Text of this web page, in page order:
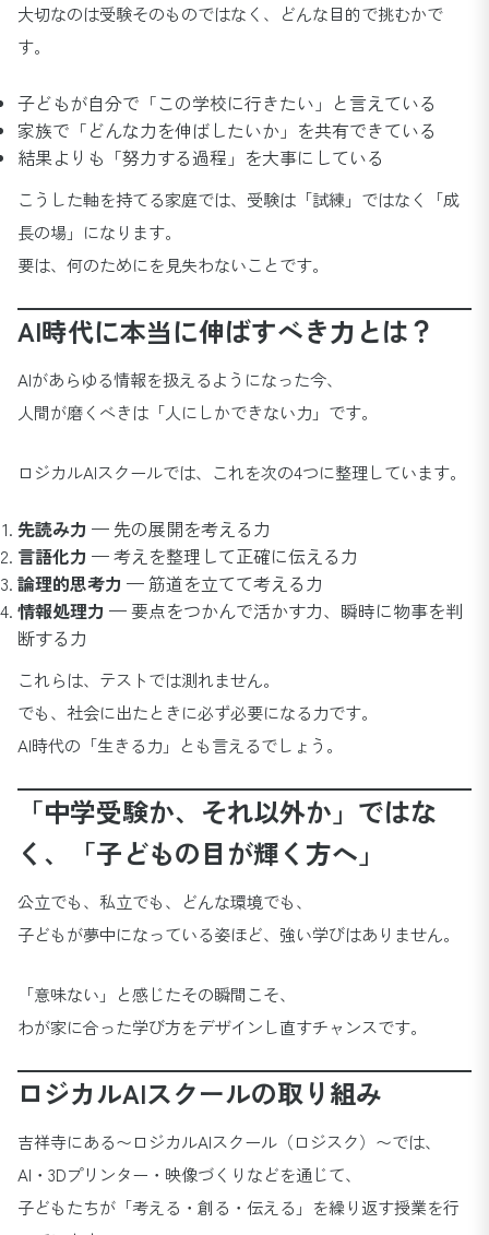
大切なのは受験そのものではなく、どんな目的で挑むかで
す。
子どもが自分で「この学校に行きたい」と言えている
家族で「どんな力を伸ばしたいか」を共有できている
結果よりも「努力する過程」を大事にしている
こうした軸を持てる家庭では、受験は「試練」ではなく「成
長の場」になります。
要は、何のためにを見失わないことです。
AI時代に本当に伸ばすべき力とは？
AIがあらゆる情報を扱えるようになった今、
人間が磨くべきは「人にしかできない力」です。
ロジカルAIスクールでは、これを次の4つに整理しています。
先読み力 — 先の展開を考える力
言語化力 — 考えを整理して正確に伝える力
論理的思考力 — 筋道を立てて考える力
情報処理力 — 要点をつかんで活かす力、瞬時に物事を判
断する力
これらは、テストでは測れません。
でも、社会に出たときに必ず必要になる力です。
AI時代の「生きる力」とも言えるでしょう。
「中学受験か、それ以外か」ではな
く、「子どもの目が輝く方へ」
公立でも、私立でも、どんな環境でも、
子どもが夢中になっている姿ほど、強い学びはありません。
「意味ない」と感じたその瞬間こそ、
わが家に合った学び方をデザインし直すチャンスです。
ロジカルAIスクールの取り組み
吉祥寺にある〜ロジカルAIスクール（ロジスク）〜では、
AI・3Dプリンター・映像づくりなどを通じて、
子どもたちが「考える・創る・伝える」を繰り返す授業を行